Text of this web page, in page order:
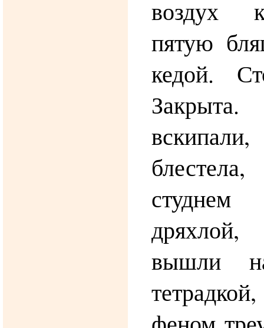
воздух
пятую
кедой.
вышли